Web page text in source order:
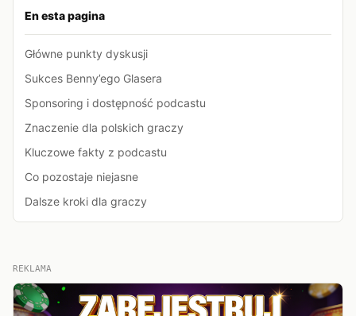
En esta pagina
Główne punkty dyskusji
Sukces Benny’ego Glasera
Sponsoring i dostępność podcastu
Znaczenie dla polskich graczy
Kluczowe fakty z podcastu
Co pozostaje niejasne
Dalsze kroki dla graczy
REKLAMA